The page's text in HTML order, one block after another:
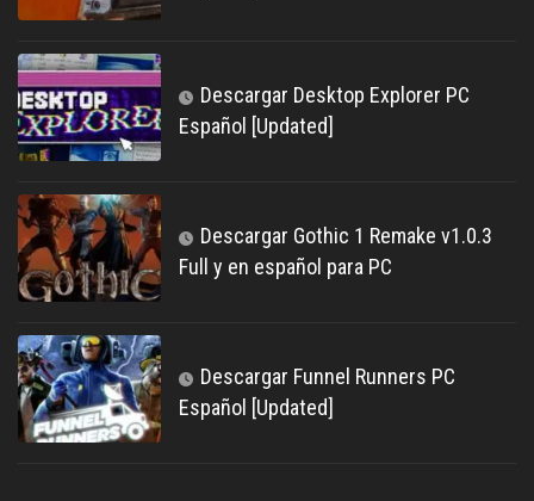
Descargar Desktop Explorer PC
Español [Updated]
Descargar Gothic 1 Remake v1.0.3
Full y en español para PC
Descargar Funnel Runners PC
Español [Updated]